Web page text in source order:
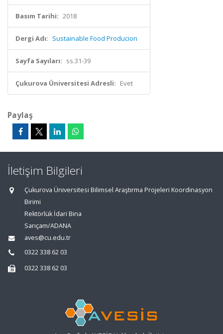
Basım Tarihi: 2018
Dergi Adı: Sustainable Food Producion
Sayfa Sayıları: ss.31-39
Çukurova Üniversitesi Adresli: Evet
Paylaş
İletişim Bilgileri
Çukurova Üniversitesi Bilimsel Araştırma Projeleri Koordinasyon
Birimi
Rektörlük İdari Bina
Sarıçam/ADANA
aves@cu.edu.tr
0322 338 62 03
0322 338 62 03